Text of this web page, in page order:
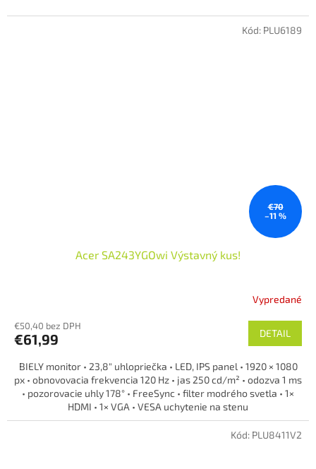
€70
–11 %
Acer SA243YGOwi Výstavný kus!
Vypredané
€50,40 bez DPH
€61,99 DETAIL
BIELY monitor • 23,8″ uhlopriečka • LED, IPS panel • 1920 × 1080
px • obnovovacia frekvencia 120 Hz • jas 250 cd/m² • odozva 1 ms
• pozorovacie uhly 178° • FreeSync • filter modrého svetla • 1×
HDMI • 1× VGA • VESA uchytenie na stenu
Veľmi výhodná cena, plná záruka 2
Kód: PLU6189
Kód: PLU8411V2